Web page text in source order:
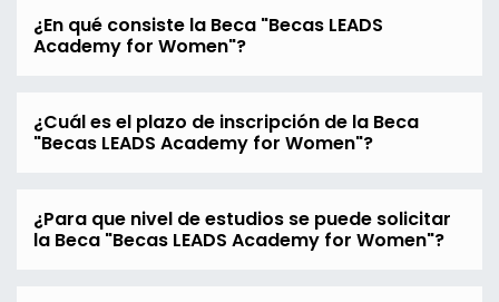
¿En qué consiste la Beca "Becas LEADS
Academy for Women"?
¿Cuál es el plazo de inscripción de la Beca
"Becas LEADS Academy for Women"?
¿Para que nivel de estudios se puede solicitar
la Beca "Becas LEADS Academy for Women"?